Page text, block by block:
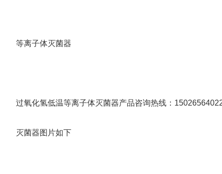
等离子体灭菌器
过氧化氢低温等离子体灭菌器产品咨询热线：
灭菌器图片如下